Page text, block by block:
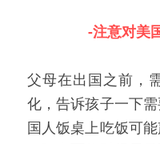
-注意对美
父母在出国之前，
化，告诉孩子一下
国人饭桌上吃饭可